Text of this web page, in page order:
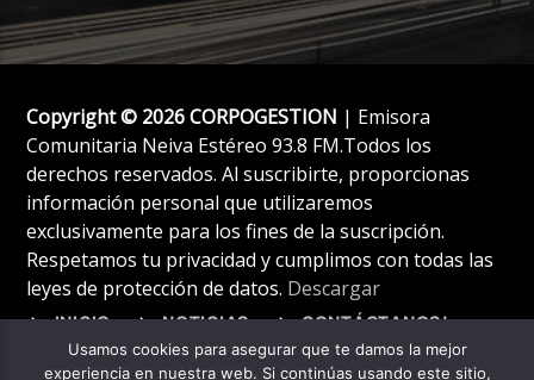
Copyright © 2026 CORPOGESTION | Emisora
Comunitaria Neiva Estéreo 93.8 FM.Todos los
derechos reservados. Al suscribirte, proporcionas
información personal que utilizaremos
exclusivamente para los fines de la suscripción.
Respetamos tu privacidad y cumplimos con todas las
leyes de protección de datos. Descargar
INICIO NOTICIAS CONTÁCTANOS!
Usamos cookies para asegurar que te damos la mejor
experiencia en nuestra web. Si continúas usando este sitio,